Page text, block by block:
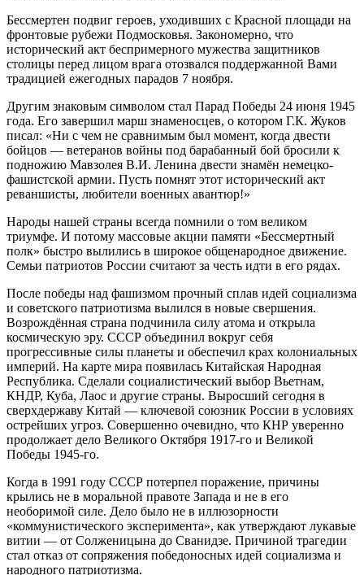
Бессмертен подвиг героев, уходивших с Красной площади на
фронтовые рубежи Подмосковья. Закономерно, что
исторический акт беспримерного мужества защитников
столицы перед лицом врага отозвался поддержанной Вами
традицией ежегодных парадов 7 ноября.
Другим знаковым символом стал Парад Победы 24 июня 1945
года. Его завершил марш знаменосцев, о котором Г.К. Жуков
писал: «Ни с чем не сравнимым был момент, когда двести
бойцов — ветеранов войны под барабанный бой бросили к
подножию Мавзолея В.И. Ленина двести знамён немецко-
фашистской армии. Пусть помнят этот исторический акт
реваншисты, любители военных авантюр!»
Народы нашей страны всегда помнили о том великом
триумфе. И потому массовые акции памяти «Бессмертный
полк» быстро вылились в широкое общенародное движение.
Семьи патриотов России считают за честь идти в его рядах.
После победы над фашизмом прочный сплав идей социализма
и советского патриотизма вылился в новые свершения.
Возрождённая страна подчинила силу атома и открыла
космическую эру. СССР объединил вокруг себя
прогрессивные силы планеты и обеспечил крах колониальных
империй. На карте мира появилась Китайская Народная
Республика. Сделали социалистический выбор Вьетнам,
КНДР, Куба, Лаос и другие страны. Выросший сегодня в
сверхдержаву Китай — ключевой союзник России в условиях
острейших угроз. Совершенно очевидно, что КНР уверенно
продолжает дело Великого Октября 1917-го и Великой
Победы 1945-го.
Когда в 1991 году СССР потерпел поражение, причины
крылись не в моральной правоте Запада и не в его
необоримой силе. Дело было не в иллюзорности
«коммунистического эксперимента», как утверждают лукавые
витии — от Солженицына до Сванидзе. Причиной трагедии
стал отказ от сопряжения победоносных идей социализма и
народного патриотизма.